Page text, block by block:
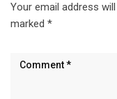
Your email address
marked *